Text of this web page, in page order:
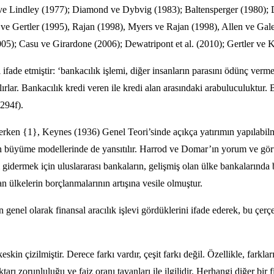
Lindley (1977); Diamond ve Dybvig (1983); Baltensperger
Gertler (1995), Rajan (1998), Myers ve Rajan (1998), Allen ve
Casu ve Girardone (2006); Dewatripont et al. (2010); Gertler ve
etmiştir: ‘bankacılık işlemi, diğer insanların parasını ödünç
Bankacılık kredi veren ile kredi alan arasındaki arabuluculuktur.
{1}, Keynes (1936) Genel Teori’sinde açıkça yatırımın
modellerinde de yansıtılır. Harrod ve Domar’ın yorum ve
için uluslararası bankaların, gelişmiş olan ülke
borçlanmalarının artışına vesile olmuştur.
olarak finansal aracılık işlevi gördüklerini ifade ederek, bu
çizilmiştir. Derece farkı vardır, çeşit farkı değil. Özellikle,
zorunluluğu ve faiz oranı tavanları ile ilgilidir. Herhangi diğer bir